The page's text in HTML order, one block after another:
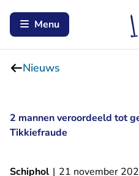
Menu
Nieuws
2 mannen veroordeeld tot
Tikkiefraude
Schiphol | 21 november